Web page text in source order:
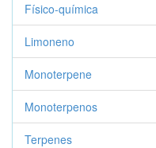
Físico-química
Limoneno
Monoterpene
Monoterpenos
Terpenes